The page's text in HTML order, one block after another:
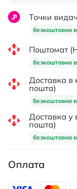
Точки
безкоштовно
Поштомат
безкоштовно
Доставка в
пошта)
безкоштовно
Доставка у
пошта)
безкоштовно
Оплата